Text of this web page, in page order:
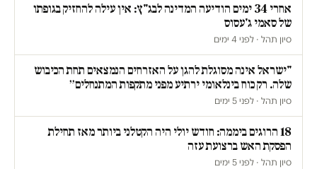
אחרי 34 ימים הודיעה המדינה לבג"ץ: אין עילה להחזיק בגופתו
של סאמי ג'עסוס
סיון תהל · לפני 4 ימים
"ישראל אינה מסוגלת להגן על האזרחים הנמצאים תחת הכיבוש
שלה. רק כוח בינלאומי ירתיע מפני מתקפות המתנחלים״
סיון תהל · לפני 5 ימים
18 הרוגים ביממה: חודש יולי היה הקטלני ביותר מאז תחילת
הפסקת האש ברצועת עזה
סיון תהל · לפני 5 ימים